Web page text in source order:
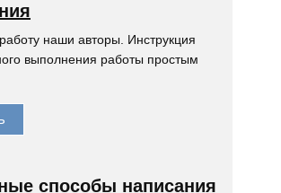
наши авторы. Инструкция
выполнения работы простым
способы написания